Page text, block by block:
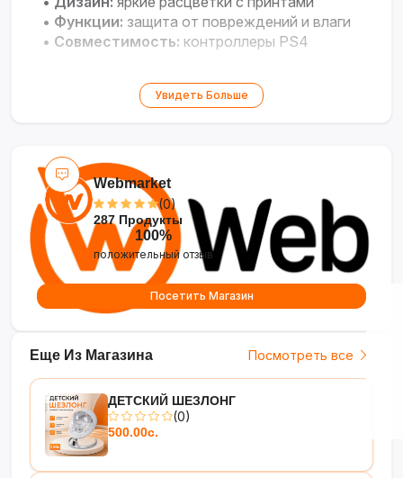
• Функции: защита от повреждений и влаги
• Совместимость: контроллеры PS4
Увидеть Больше
Еще Из Магазина Посмотреть все
ДЕТСКИЙ ШЕЗЛОНГ
(0)
500.00с.
Webmarket
(0)
287 Продукты
100%
положительный отзыв
Посетить Магазин